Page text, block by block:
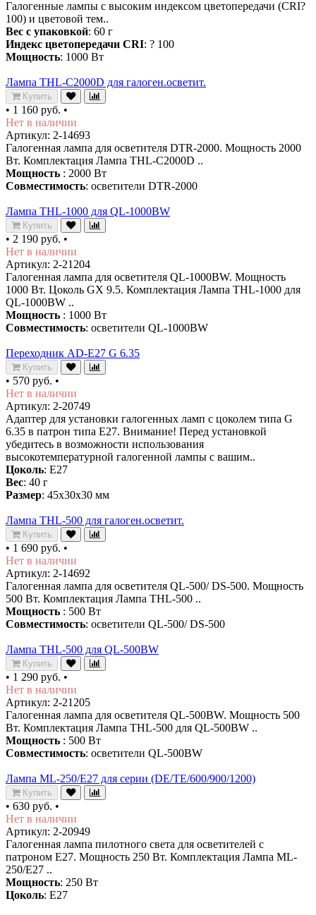
Галогенные лампы с высоким индексом цветопередачи (CRI?
100) и цветовой тем..
Вес с упаковкой: 60 г
Индекс цветопередачи CRI: ? 100
Мощность: 1000 Вт
Лампа THL-C2000D для галоген.осветит.
Купить
• 1 160 руб. •
Нет в наличии
Артикул: 2-14693
Галогенная лампа для осветителя DTR-2000. Мощность 2000
Вт. Комплектация Лампа THL-C2000D ..
Мощность : 2000 Вт
Совместимость: осветители DTR-2000
Лампа THL-1000 для QL-1000BW
Купить
• 2 190 руб. •
Нет в наличии
Артикул: 2-21204
Галогенная лампа для осветителя QL-1000BW. Мощность
1000 Вт. Цоколь GX 9.5. Комплектация Лампа THL-1000 для
QL-1000BW ..
Мощность : 1000 Вт
Совместимость: осветители QL-1000BW
Переходник AD-E27 G 6.35
Купить
• 570 руб. •
Нет в наличии
Артикул: 2-20749
Адаптер для установки галогенных ламп с цоколем типа G
6.35 в патрон типа Е27. Внимание! Перед установкой
убедитесь в возможности использования
высокотемпературной галогенной лампы с вашим..
Цоколь: E27
Вес: 40 г
Размер: 45х30х30 мм
Лампа THL-500 для галоген.осветит.
Купить
• 1 690 руб. •
Нет в наличии
Артикул: 2-14692
Галогенная лампа для осветителя QL-500/ DS-500. Мощность
500 Вт. Комплектация Лампа THL-500 ..
Мощность : 500 Вт
Совместимость: осветители QL-500/ DS-500
Лампа THL-500 для QL-500BW
Купить
• 1 290 руб. •
Нет в наличии
Артикул: 2-21205
Галогенная лампа для осветителя QL-500BW. Мощность 500
Вт. Комплектация Лампа THL-500 для QL-500BW ..
Мощность : 500 Вт
Совместимость: осветители QL-500BW
Лампа ML-250/E27 для серии (DE/TE/600/900/1200)
Купить
• 630 руб. •
Нет в наличии
Артикул: 2-20949
Галогенная лампа пилотного света для осветителей с
патроном Е27. Мощность 250 Вт. Комплектация Лампа ML-
250/E27 ..
Мощность: 250 Вт
Цоколь: E27